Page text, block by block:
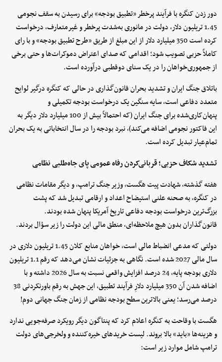
دور زدن کنگره با فرآیند پرخطر «تطبیق بودجه» برای رسیدن به سقف نجومی
1.45 تریلیون دلار، دولت در مانوری به‌شدت پرخطر و غیرمتعارف، درخواست
کرده است 350 میلیارد دلار از این مبلغ از طریق «طرح تطبیق بودجه» و با رای
کاملاً حزبی تصویب شود؛ اقدامی که صدای اعتراض دموکرات‌ها و حتی برخی
از جمهوری‌خواهان را در یک سنای دوقطبی درآورده است.
باتلاق جنگ ایران و تشدید بحران قانون‌گذاری در حالی که کنگره درگیر لوایح
متعدد دفاعی است، سایه سنگین یک درخواست بودجه تکمیلی و
پنهان‌کاری‌شده برای جنگ ایران (که احتمالاً بیش از 100 میلیارد دلار دیگر به
این فاکتور نجومی اضافه می‌کند)، نبرد بودجه را در سال انتخاباتی به یک بحران
تمام‌عیار تبدیل کرده است.
تشدید شکاف حزبی؛ قربانی‌کردن رفاه عمومی پای جاه‌طلبی نظامی
هفته گذشته، شهادت پیت هگست، وزیر جنگ ترامپ، و دیگر مقامات نظامی
در کنگره، به صحنه علنی استیضاح اعداد و ارقامی تبدیل شد که پشت
بزرگ‌ترین درخواست بودجه دفاعی تاریخ آمریکا پنهان شده بودند.
قانون‌گذاران بدون هیچ ملاحظه‌ای، منطق مالی این دولت را زیر سؤال بردند.
دولتی که مدعی انضباط مالی است، خواهان منابع کلان 1.45 تریلیون دلاری در
سال مالی 2027 شده است. نگاهی به جزئیات نشان می‌دهد که رقم 1.1 تریلیون
دلاری بودجه پایه، 24 درصد افزایش واقعی نسبت به سال 2026 داشته و با
اضافه شدن آن 350 میلیارد دلارِ فرآیند تطبیق، این جهش به رقم باورنکردنی 38
درصد می‌رسد؛ یعنی بالاترین سطح بودجه نظامی از زمان جنگ جهانی دوم!
هگست با وقاحت به کنگره اعلام کرد که پنتاگون دیگر رویکرد صرفه‌جویی ندارد
و هزینه‌ها «باید» بالا بروند. لیست خریدهای خیره‌کننده و ولخرجی‌های دولت
ترامپ شامل موارد زیر است: